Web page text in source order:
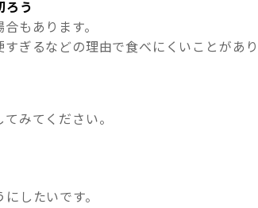
う
もあります。
ぎるなどの理由で食べにくいことがあり
みてください。
したいです。